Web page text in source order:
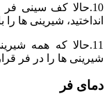
10.حالا کف سینی فر
انداختید، شیرینی ها
11.حالا که همه
شیرینی ها را در فر
دمای فر